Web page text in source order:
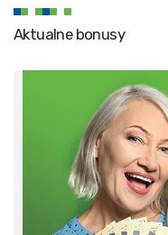
Aktualne bonusy